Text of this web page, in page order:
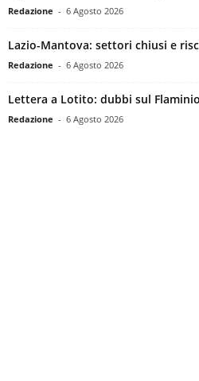
Redazione - 6 Agosto 2026
Lazio-Mantova: settori chiusi e
Redazione - 6 Agosto 2026
Lettera a Lotito: dubbi sul
Redazione - 6 Agosto 2026